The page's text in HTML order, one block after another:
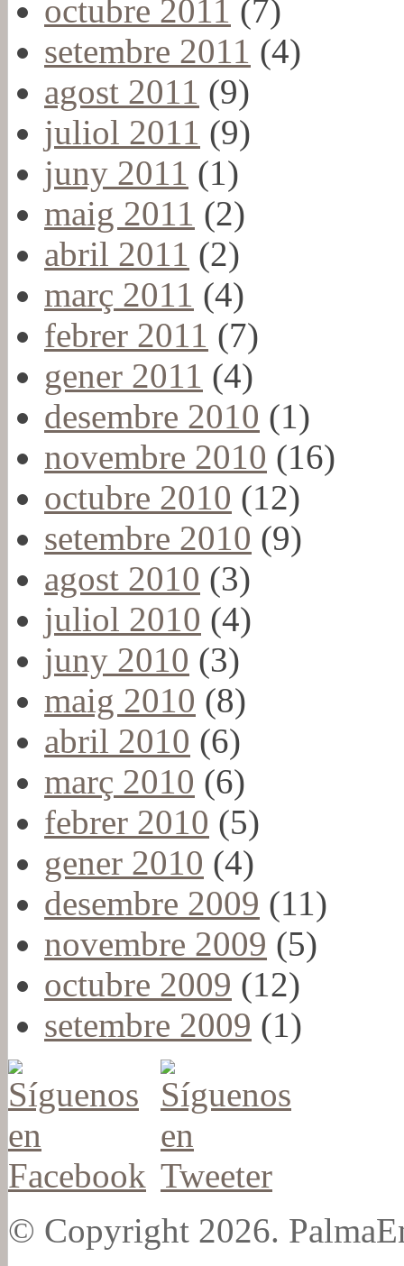
octubre 2011 (7)
setembre 2011 (4)
agost 2011 (9)
juliol 2011 (9)
juny 2011 (1)
maig 2011 (2)
abril 2011 (2)
març 2011 (4)
febrer 2011 (7)
gener 2011 (4)
desembre 2010 (1)
novembre 2010 (16)
octubre 2010 (12)
setembre 2010 (9)
agost 2010 (3)
juliol 2010 (4)
juny 2010 (3)
maig 2010 (8)
abril 2010 (6)
març 2010 (6)
febrer 2010 (5)
gener 2010 (4)
desembre 2009 (11)
novembre 2009 (5)
octubre 2009 (12)
setembre 2009 (1)
© Copyright 2026.